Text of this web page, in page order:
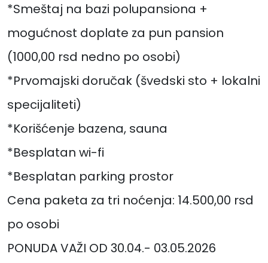
*Smeštaj na bazi polupansiona +
mogućnost doplate za pun pansion
(1000,00 rsd nedno po osobi)
*Prvomajski doručak (švedski sto + lokalni
specijaliteti)
*Korišćenje bazena, sauna
*Besplatan wi-fi
*Besplatan parking prostor
Cena paketa za tri noćenja: 14.500,00 rsd
po osobi
PONUDA VAŽI OD 30.04.- 03.05.2026